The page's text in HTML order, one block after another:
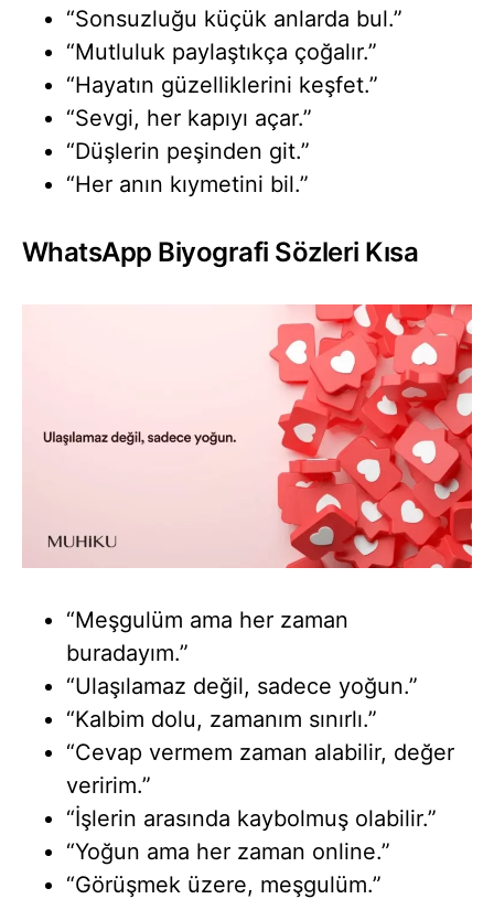
“Sonsuzluğu küçük anlarda bul.”
“Mutluluk paylaştıkça çoğalır.”
“Hayatın güzelliklerini keşfet.”
“Sevgi, her kapıyı açar.”
“Düşlerin peşinden git.”
“Her anın kıymetini bil.”
WhatsApp Biyografi Sözleri Kısa
“Meşgulüm ama her zaman
buradayım.”
“Ulaşılamaz değil, sadece yoğun.”
“Kalbim dolu, zamanım sınırlı.”
“Cevap vermem zaman alabilir, değer
veririm.”
“İşlerin arasında kaybolmuş olabilir.”
“Yoğun ama her zaman online.”
“Görüşmek üzere, meşgulüm.”